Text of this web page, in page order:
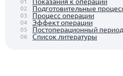
02 Подготовительные
03 Процесс операции
04 Эффект операции
05 Постоперационный период
06 Список литературы